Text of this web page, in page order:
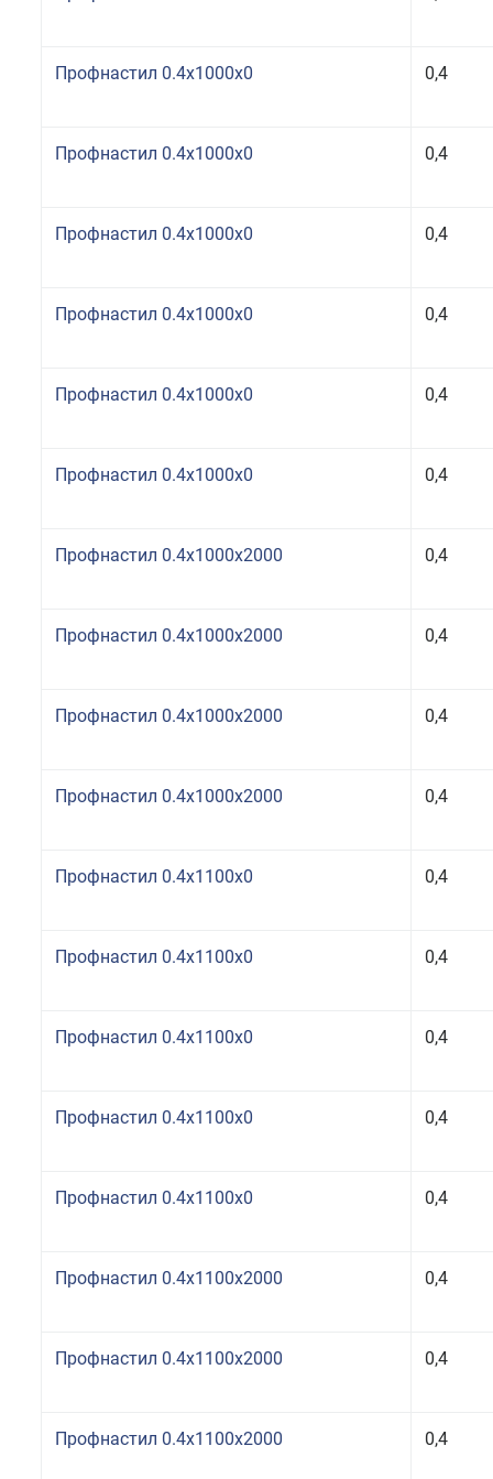
Профнастил 0.4x1000x0 0,4
Профнастил 0.4x1000x0 0,4
Профнастил 0.4x1000x0 0,4
Профнастил 0.4x1000x0 0,4
Профнастил 0.4x1000x0 0,4
Профнастил 0.4x1000x0 0,4
Профнастил 0.4x1000x2000 0,4
Профнастил 0.4x1000x2000 0,4
Профнастил 0.4x1000x2000 0,4
Профнастил 0.4x1000x2000 0,4
Профнастил 0.4x1100x0 0,4
Профнастил 0.4x1100x0 0,4
Профнастил 0.4x1100x0 0,4
Профнастил 0.4x1100x0 0,4
Профнастил 0.4x1100x0 0,4
Профнастил 0.4x1100x2000 0,4
Профнастил 0.4x1100x2000 0,4
Профнастил 0.4x1100x2000 0,4